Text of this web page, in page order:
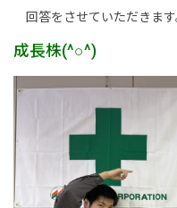
回答をさせていただきます
成長株(^○^)
社員紹介・インタビュ
新卒採用情報
一般採用 野本組
一般採用 アグリ事業
社内制度・福利厚生